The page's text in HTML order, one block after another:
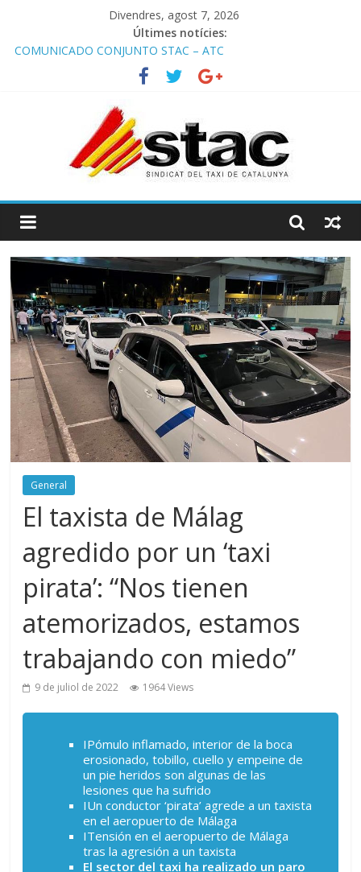
Divendres, agost 7, 2026
Últimes notícies:
COMUNICADO CONJUNTO STAC – ATC
Comunicado STAC/ ATC de la reunión con los Mossos d
‘Esquadra del aeropuerto de Barcelona.
Programa de Radio TAXI LIBRE 29.07.2026 en COOLTURA FM.
STAC/ATC SOLICITAN TAULA TÈCNICA PARA MEJORAR LA
OPERATIVA DE ENTRADA EN EL PUERTO DE BARCELONA.
Programa de Radio TAXI LIBRE 22.07.2026 en COOLTURA FM.
General
El taxista de Málag
agredido por un ‘taxi
pirata’: “Nos tienen
atemorizados, estamos
trabajando con miedo”
9 de juliol de 2022 1964 Views
Pómulo inflamado, interior de la boca
erosionado, tobillo, cuello y empeine de
un pie heridos son algunas de las
lesiones que ha sufrido
Un conductor ‘pirata’ agrede a un taxista
en el aeropuerto de Málaga
Tensión en el aeropuerto de Málaga
tras la agresión a un taxista
El sector del taxi ha realizado un paro